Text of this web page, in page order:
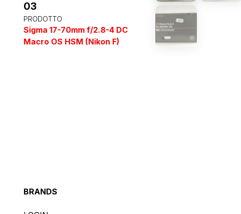
03
PRODOTTO
Sigma 17-70mm f/2.8-4 DC
Macro OS HSM (Nikon F)
BRANDS